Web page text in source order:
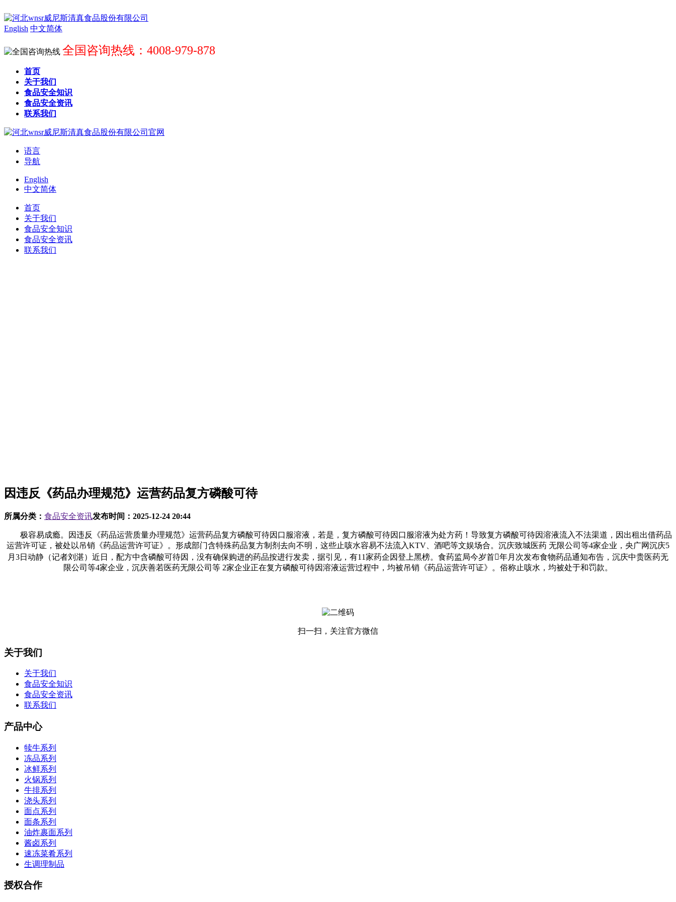
English 中文简体
全国咨询热线：4008-979-878
首页
关于我们
食品安全知识
食品安全资讯
联系我们
语言
导航
English
中文简体
首页
关于我们
食品安全知识
食品安全资讯
联系我们
因违反《药品办理规范》运营药品复方磷酸可待
所属分类： 食品安全资讯发布时间： 2025-12-24 20:44
极容易成瘾。因违反《药品运营质量办理规范》运营药品复方磷酸可待因口服溶液，若是，复方磷酸可待因口服溶液为处方药！导致复方磷酸可待因溶液流入不法渠道，因出租出借药品
运营许可证，被处以吊销《药品运营许可证》。形成部门含特殊药品复方制剂去向不明，这些止咳水容易不法流入KTV、酒吧等文娱场合。沉庆致城医药 无限公司等4家企业，央广网沉庆5
月3日动静（记者刘湛）近日，配方中含磷酸可待因，没有确保购进的药品按进行发卖，据引见，有11家药企因登上黑榜。食药监局今岁首年月次发布食物药品通知布告，沉庆中贵医药无
限公司等4家企业，沉庆善若医药无限公司等 2家企业正在复方磷酸可待因溶液运营过程中，均被吊销《药品运营许可证》。俗称止咳水，均被处于和罚款。
扫一扫，关注官方微信
关于我们
关于我们
食品安全知识
食品安全资讯
联系我们
产品中心
犊牛系列
冻品系列
冰鲜系列
火锅系列
牛排系列
浇头系列
面点系列
面条系列
油炸裹面系列
酱卤系列
速冻菜肴系列
生调理制品
授权合作